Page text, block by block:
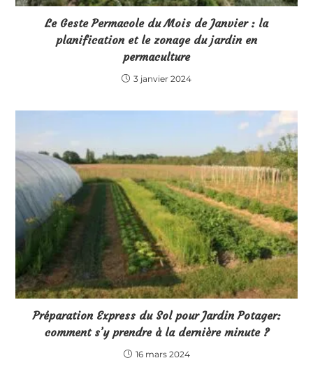
Le Geste Permacole du Mois de Janvier : la
planification et le zonage du jardin en
permaculture
3 janvier 2024
Préparation Express du Sol pour Jardin Potager:
comment s’y prendre à la dernière minute ?
16 mars 2024